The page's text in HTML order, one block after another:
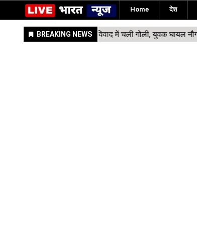
Home देश